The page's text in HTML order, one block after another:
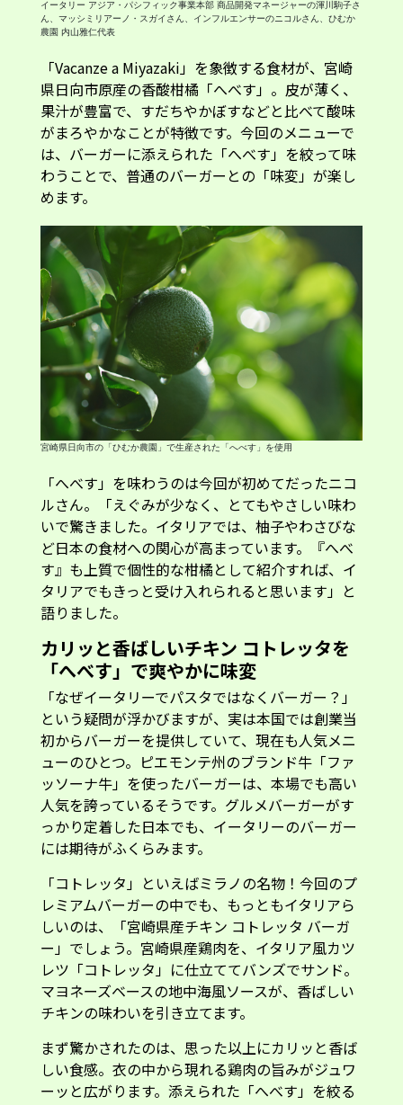
イータリー アジア・パシフィック事業本部 商品開発マネージャーの渾川駒子さ
ん、マッシミリアーノ・スガイさん、インフルエンサーのニコルさん、ひむか
農園 内山雅仁代表
「Vacanze a Miyazaki」を象徴する食材が、宮崎
県日向市原産の香酸柑橘「へべす」。皮が薄く、
果汁が豊富で、すだちやかぼすなどと比べて酸味
がまろやかなことが特徴です。今回のメニューで
は、バーガーに添えられた「へべす」を絞って味
わうことで、普通のバーガーとの「味変」が楽し
めます。
宮崎県日向市の「ひむか農園」で生産された「へべす」を使用
「へべす」を味わうのは今回が初めてだったニコ
ルさん。「えぐみが少なく、とてもやさしい味わ
いで驚きました。イタリアでは、柚子やわさびな
ど日本の食材への関心が高まっています。『へべ
す』も上質で個性的な柑橘として紹介すれば、イ
タリアでもきっと受け入れられると思います」と
語りました。
カリッと香ばしいチキン コトレッタを
「へべす」で爽やかに味変
「なぜイータリーでパスタではなくバーガー？」
という疑問が浮かびますが、実は本国では創業当
初からバーガーを提供していて、現在も人気メニ
ューのひとつ。ピエモンテ州のブランド牛「ファ
ッソーナ牛」を使ったバーガーは、本場でも高い
人気を誇っているそうです。グルメバーガーがす
っかり定着した日本でも、イータリーのバーガー
には期待がふくらみます。
「コトレッタ」といえばミラノの名物！今回のプ
レミアムバーガーの中でも、もっともイタリアら
しいのは、「宮崎県産チキン コトレッタ バーガ
ー」でしょう。宮崎県産鶏肉を、イタリア風カツ
レツ「コトレッタ」に仕立ててバンズでサンド。
マヨネーズベースの地中海風ソースが、香ばしい
チキンの味わいを引き立てます。
まず驚かされたのは、思った以上にカリッと香ば
しい食感。衣の中から現れる鶏肉の旨みがジュワ
ーッと広がります。添えられた「へべす」を絞る